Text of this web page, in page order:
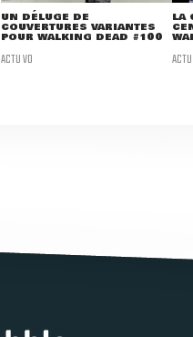
UN DÉLUGE DE
COUVERTURES VARIANTES
POUR WALKING DEAD #100
ACTU VO
LA